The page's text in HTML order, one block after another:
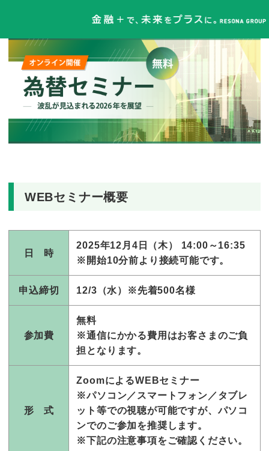
WEBセミナー概要
日 時
2025年12月4日（木） 14:00～16:35
※開始10分前より接続可能です。
申込締切 12/3（水） ※先着500名様
参加費
無料
※通信にかかる費用はお客さまのご負
担となります。
形 式
ZoomによるWEBセミナー
※パソコン／スマートフォン／タブレ
ット等での視聴が可能ですが、パソコ
ンでのご参加を推奨します。
※下記の注意事項をご確認ください。